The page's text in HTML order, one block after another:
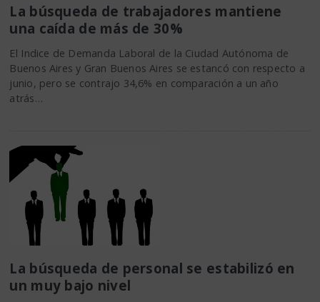
La búsqueda de trabajadores mantiene
una caída de más de 30%
El Indice de Demanda Laboral de la Ciudad Autónoma de
Buenos Aires y Gran Buenos Aires se estancó con respecto a
junio, pero se contrajo 34,6% en comparación a un año
atrás…
La búsqueda de personal se estabilizó en
un muy bajo nivel